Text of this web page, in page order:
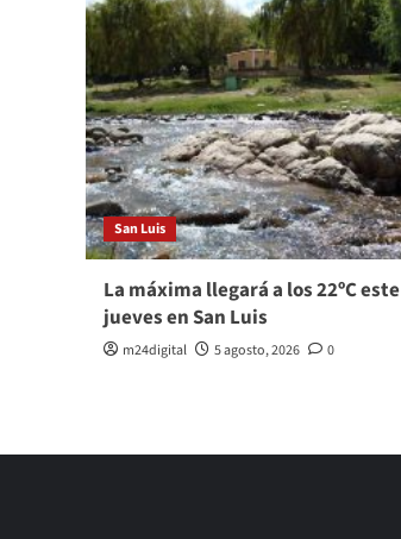
San Luis
La máxima llegará a los 22ºC este
jueves en San Luis
m24digital 5 agosto, 2026 0